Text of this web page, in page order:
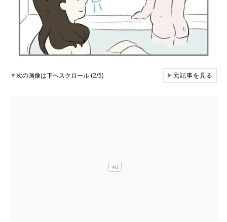
▼次の画像は下へスクロール (2/5) ▶元記事を見る